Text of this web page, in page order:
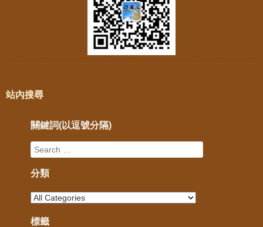
站內搜尋
關鍵詞(以逗號分隔)
分類
標籤